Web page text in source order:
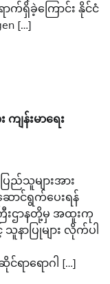
က်ရှိခဲ့ကြောင်း နိုင်ငံ
[…]
ျန်းမာရေး
ည်သူများအား
ဆောင်ရွက်ပေးရန်
းဌာနတို့မှ အထူးကု
သူနာပြုများ လိုက်ပါ
ရောဂါ […]